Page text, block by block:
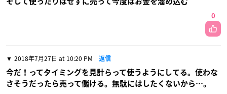
0
2018年7月27日 at 10:20 PM 返信
今だ！ってタイミングを見計らって使うようにしてる。使わな
さそうだったら売って儲ける。無駄にはしたくないから…。